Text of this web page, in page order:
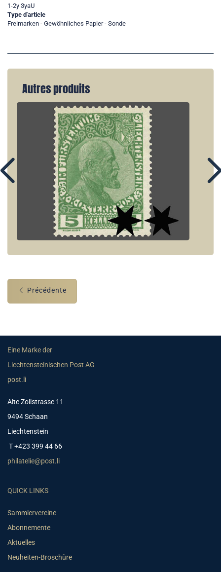
1-2y 3yaU
Type d'article
Freimarken - Gewöhnliches Papier - Sonde
Autres produits
Précédente
Eine Marke der
Liechtensteinischen Post AG
post.li
Alte Zollstrasse 11
9494 Schaan
Liechtenstein
T +423 399 44 66
philatelie@post.li
QUICK LINKS
Sammlervereine
Abonnemente
Aktuelles
Neuheiten-Broschüre